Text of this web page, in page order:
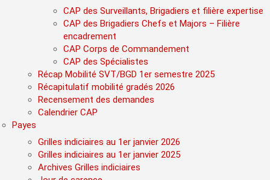
CAP des Surveillants, Brigadiers et filière expertise
CAP des Brigadiers Chefs et Majors – Filière
encadrement
CAP Corps de Commandement
CAP des Spécialistes
Récap Mobilité SVT/BGD 1er semestre 2025
Récapitulatif mobilité gradés 2026
Recensement des demandes
Calendrier CAP
Payes
Grilles indiciaires au 1er janvier 2026
Grilles indiciaires au 1er janvier 2025
Archives Grilles indiciaires